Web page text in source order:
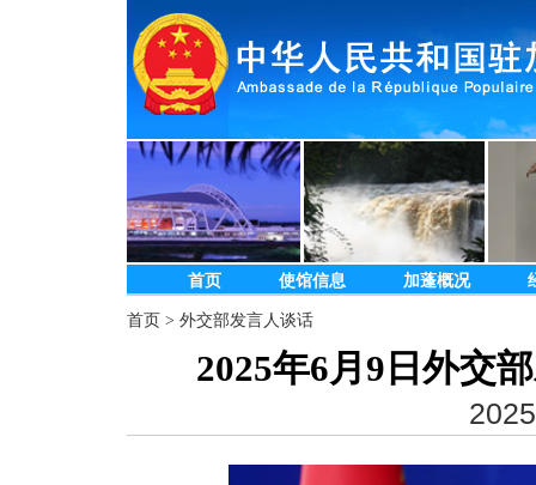
首页 使馆信息 加蓬概况
首页 > 外交部发言人谈话
2025年6月9日外交